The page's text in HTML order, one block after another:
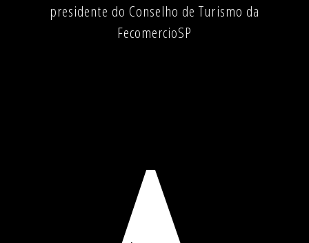
presidente do Conselho de Turismo da
FecomercioSP